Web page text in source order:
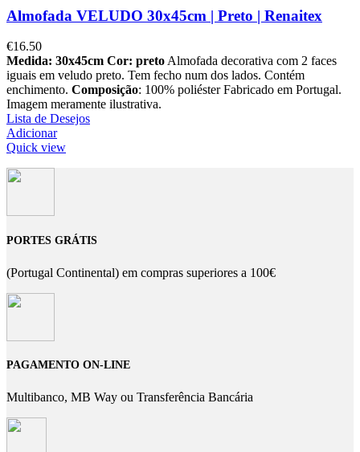
Almofada VELUDO 30x45cm | Preto | Renaitex
€16.50
Medida: 30x45cm Cor: pretoAlmofada decorativa com 2 faces
iguais em veludo preto. Tem fecho num dos lados. Contém
enchimento. Composição: 100% poliéster Fabricado em Portugal.
Imagem meramente ilustrativa.
Lista de Desejos
Adicionar
Quick view
PORTES GRÁTIS
(Portugal Continental) em compras superiores a 100€
PAGAMENTO ON-LINE
Multibanco, MB Way ou Transferência Bancária